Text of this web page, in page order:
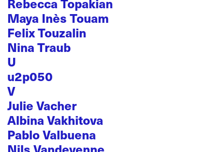
Maya Inès Touam
Felix Touzalin
Nina Traub
U
u2p050
V
Julie Vacher
Albina Vakhitova
Pablo Valbuena